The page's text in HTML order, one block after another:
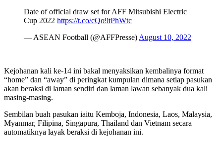
Date of official draw set for AFF Mitsubishi Electric
Cup 2022 https://t.co/cQo9tPhWtc
— ASEAN Football (@AFFPresse)August 10, 2022
Kejohanan kali ke-14 ini bakal menyaksikan kembalinya format
“home” dan “away” di peringkat kumpulan dimana setiap pasukan
akan beraksi di laman sendiri dan laman lawan sebanyak dua kali
masing-masing.
Sembilan buah pasukan iaitu Kemboja, Indonesia, Laos, Malaysia,
Myanmar, Filipina, Singapura, Thailand dan Vietnam secara
automatiknya layak beraksi di kejohanan ini.